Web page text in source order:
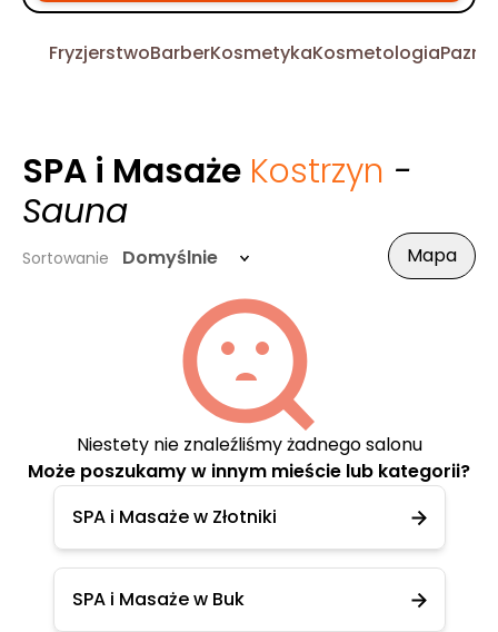
FryzjerstwoBarberKosmetykaKosmetologia
SPA i Masaże Kostrzyn -
Sauna
Sortowanie Domyślnie Mapa
Niestety nie znaleźliśmy żadnego salonu
Może poszukamy w innym mieście lub kategorii?
SPA i Masaże w Złotniki
SPA i Masaże w Buk